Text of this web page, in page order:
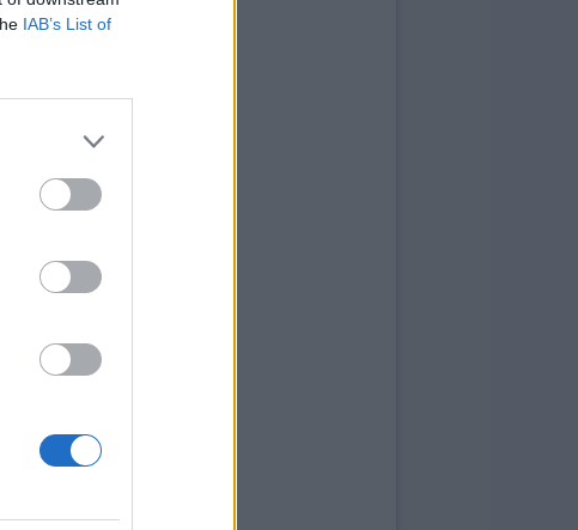
IAB’s List of